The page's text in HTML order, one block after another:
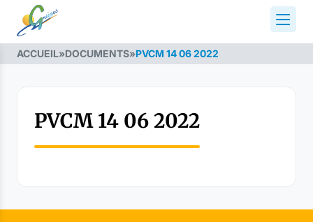
ACCUEIL»DOCUMENTS»PVCM 14 06 2022
PVCM 14 06 2022